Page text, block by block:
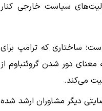
سیاست خارجی کنار
ساختاری که ترامپ برای
دور شدن گروئنباوم از
می‌کند.
دیگر مشاوران ارشد شده